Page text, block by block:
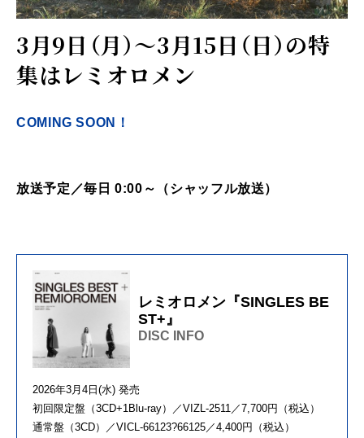
3月9日（月）～3月15日（日）の特
集はレミオロメン
COMING SOON！
放送予定／毎日 0:00～（シャッフル放送）
レミオロメン『SINGLES BE
ST+』
DISC INFO
2026年3月4日(水) 発売
初回限定盤（3CD+1Blu-ray）／VIZL-2511／7,700円（税込）
通常盤（3CD）／VICL-66123?66125／4,400円（税込）